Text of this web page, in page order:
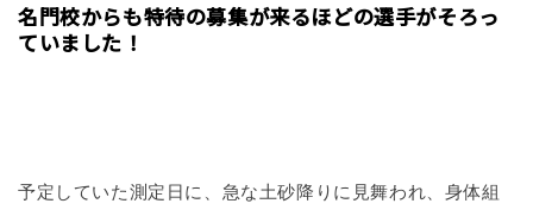
名門校からも特待の募集が来るほどの選手がそろっ
ていました！
予定していた測定日に、急な土砂降りに見舞われ、身体組